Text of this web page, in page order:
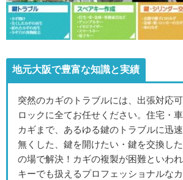
地元大阪で豊富な知識と実績
突然のカギのトラブルには、出張対応
ロックに全てお任せください。住宅・
カギまで、あるゆる鍵のトラブルに迅
無くした、鍵を開けたい・鍵を交換し
の場で解決！カギの複製が困難といわ
キーでも扱えるプロフェッショナルなカ